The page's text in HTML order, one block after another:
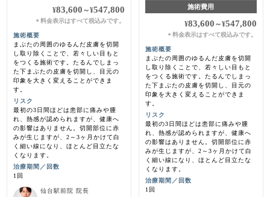
¥83,600 ～¥547,800
＊料金表示はすべて税込みです。
施術概要
まぶたの周囲のゆるんだ皮膚を切開
し取り除くことで、若々しい目もと
をつくる施術です。たるんでしまっ
た下まぶたの皮膚を切開し、目元の
印象を大きく変えることができま
す。
リスク
最初の3日間ほどは患部に痛みや腫
れ、熱感が認められますが、健康へ
の影響はありません。切開部位に赤
みが生じますが、2～3ヶ月かけて白
く細い線になり、ほとんど目立たな
くなります。
治療期間／回数
1回
仙台駅前院 院長
施術費用
¥83,600 ～¥547,800
＊ 料金表示はすべて税込みです。
施術概要
まぶたの周囲のゆるんだ皮膚を切開
し取り除くことで、若々しい目もと
をつくる施術です。たるんでしまっ
た下まぶたの皮膚を切開し、目元の
印象を大きく変えることができま
す。
リスク
最初の3日間ほどは患部に痛みや腫
れ、熱感が認められますが、健康へ
の影響はありません。切開部位に赤
みが生じますが、2～3ヶ月かけて白
く細い線になり、ほとんど目立たな
くなります。
治療期間／回数
1回